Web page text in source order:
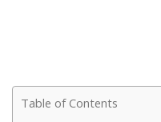
Table of Contents